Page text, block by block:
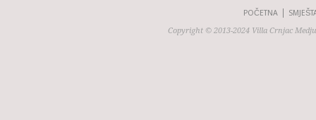
POČETNA
Copyright © 2013-2024 Villa Crnjac